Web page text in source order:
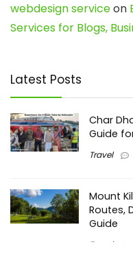
webdesign serviceon
Services for Blogs,
Latest Posts
Char
Guide
Travel
Mount
Routes,
Guide
Travel